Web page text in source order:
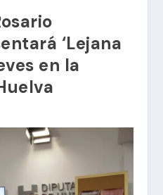
‘Lejana
en la